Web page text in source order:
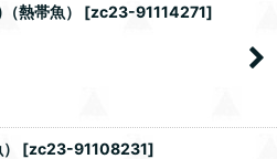
熱帯魚） [zc23-91114271]
[zc23-91108231]